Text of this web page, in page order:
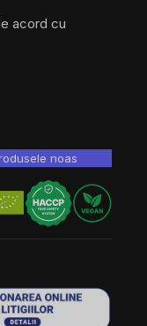
acord cu
noastre sunt